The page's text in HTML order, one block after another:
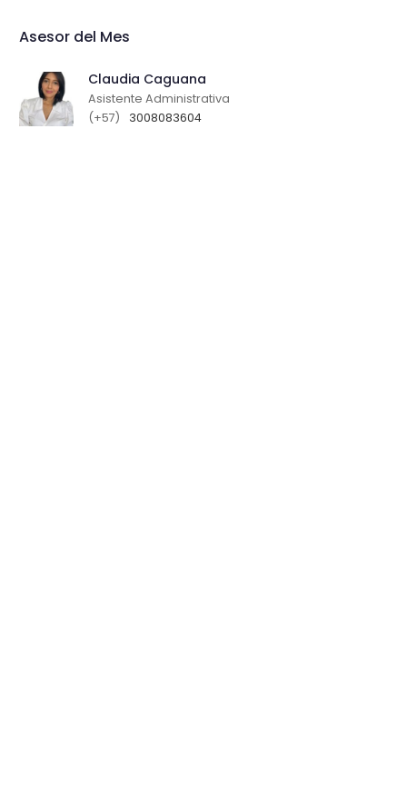
Asesor del Mes
Claudia Caguana
Asistente Administrativa
(+57)
3008083604